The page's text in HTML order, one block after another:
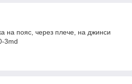
на пояс, через плече, на джинси
3md